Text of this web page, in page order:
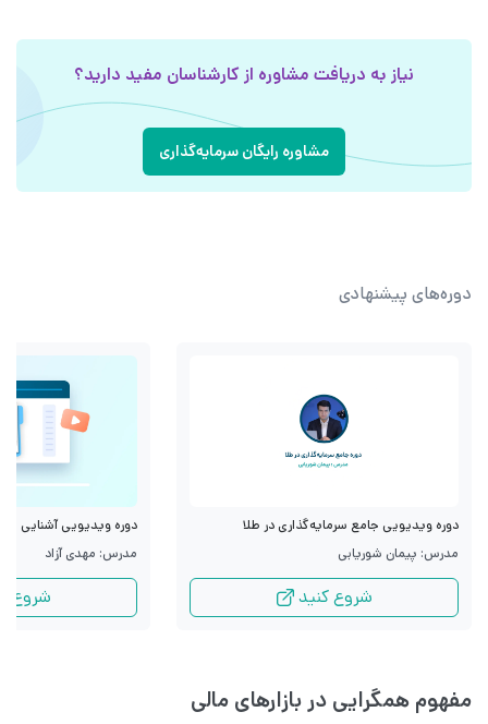
نیاز به دریافت مشاوره از کارشناسان مفید دارید؟
مشاوره رایگان سرمایه‌گذاری
دوره‌های پیشنهادی
دوره ویدیویی جامع سرمایه‌گذاری در طلا
مدرس: پیمان شوریابی
شروع کنید
دوره ویدیویی آشنایی با
مدرس: مهدی آزاد
شروع
مفهوم همگرایی در بازارهای مالی